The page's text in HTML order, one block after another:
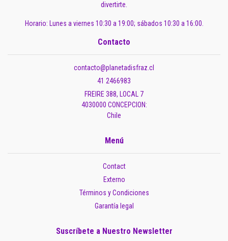
divertirte.
Horario: Lunes a viernes 10:30 a 19:00; sábados 10:30 a 16:00.
Contacto
contacto@planetadisfraz.cl
41 2466983
FREIRE 388, LOCAL 7
4030000 CONCEPCION:
Chile
Menú
Contact
Externo
Términos y Condiciones
Garantía legal
Suscríbete a Nuestro Newsletter